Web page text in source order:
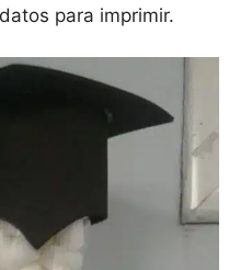
para imprimir.